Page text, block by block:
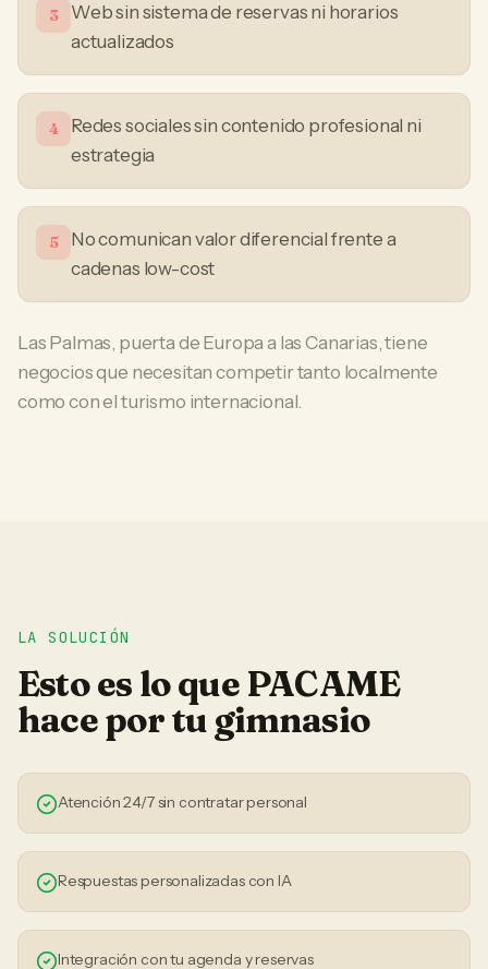
3
Web sin sistema de reservas ni horarios
actualizados
4
Redes sociales sin contenido profesional ni
estrategia
5
No comunican valor diferencial frente a
cadenas low-cost
Las Palmas, puerta de Europa a las Canarias, tiene
negocios que necesitan competir tanto localmente
como con el turismo internacional.
LA SOLUCIÓN
Esto es lo que PACAME
hace por tu gimnasio
Atención 24/7 sin contratar personal
Respuestas personalizadas con IA
Integración con tu agenda y reservas